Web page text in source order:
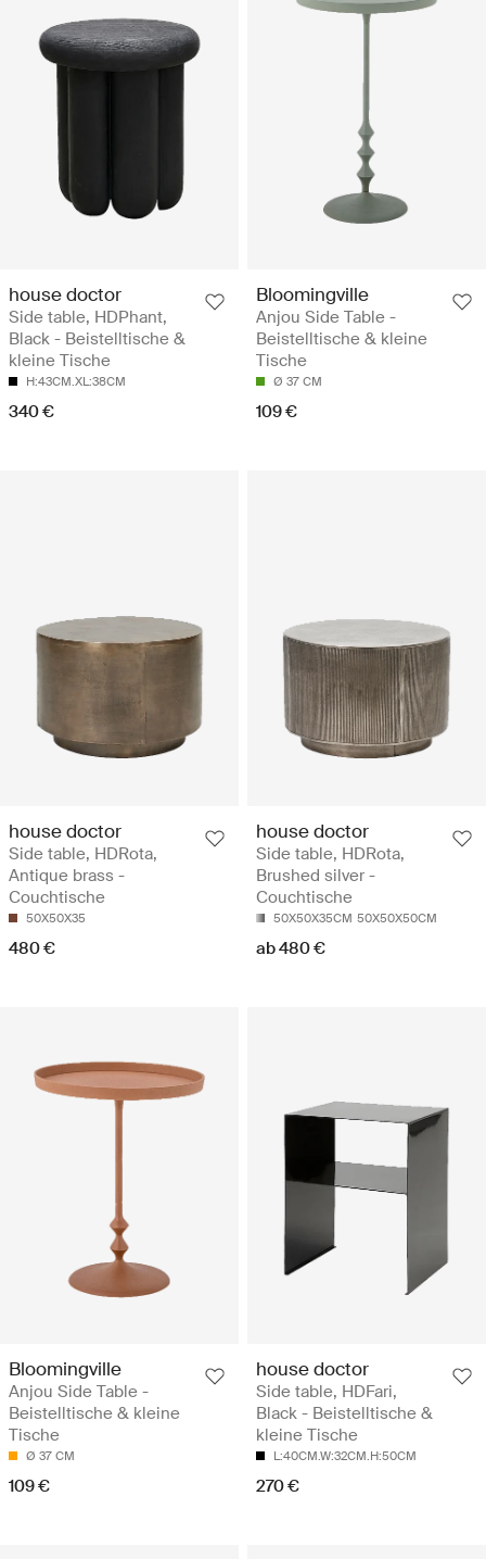
house doctor
Side table, HDPhant,
Black - Beistelltische &
kleine Tische
H:43CM.XL:38CM
340 €
Bloomingville
Anjou Side Table -
Beistelltische & kleine
Tische
Ø 37 CM
109 €
house doctor
Side table, HDRota,
Antique brass -
Couchtische
50X50X35
480 €
house doctor
Side table, HDRota,
Brushed silver -
Couchtische
50X50X35CM 50X50X50CM
ab 480 €
Bloomingville
Anjou Side Table -
Beistelltische & kleine
Tische
Ø 37 CM
109 €
house doctor
Side table, HDFari,
Black - Beistelltische &
kleine Tische
L:40CM.W:32CM.H:50CM
270 €